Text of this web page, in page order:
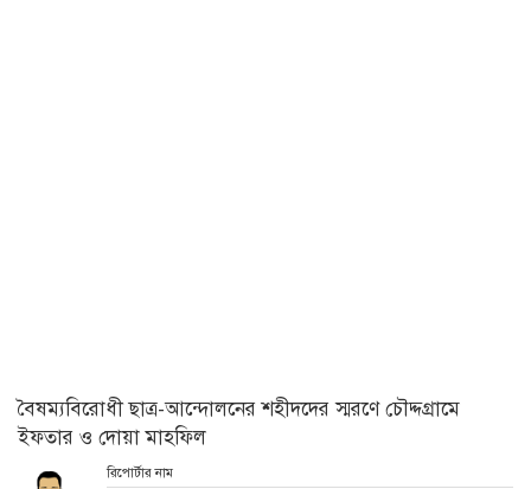
বৈষম্যবিরোধী ছাত্র-আন্দোলনের শহীদদের স্মরণে চৌদ্দগ্রামে
ইফতার ও দোয়া মাহফিল
রিপোর্টার নাম